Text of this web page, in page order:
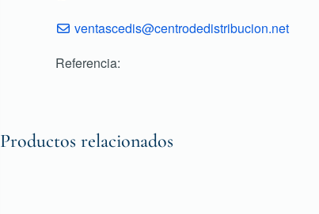
ventascedis@centrodedistribucion.net
Referencia:
Productos relacionados